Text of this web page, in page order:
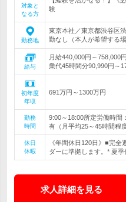
対象と
なる方
験
勤務地
東京本社／東京都渋谷区
勤なし（本人が希望する
給与
月給440,000円～758,000
業代45時間分90,990円～
初年度
年収
691万円～1300万円
勤務
時間
9:00～18:00所定労働時間
有（月平均25～45時間程度
休日
休暇
《年間休日120日》■完
ダーに準拠します。* 夏季
求人詳細を見る